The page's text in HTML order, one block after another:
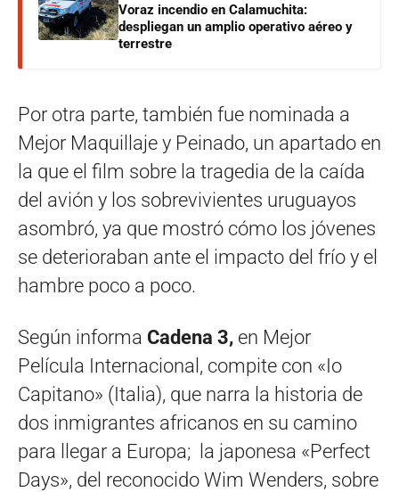
Voraz incendio en Calamuchita:
despliegan un amplio operativo aéreo y
terrestre
Por otra parte, también fue nominada a
Mejor Maquillaje y Peinado, un apartado en
la que el film sobre la tragedia de la caída
del avión y los sobrevivientes uruguayos
asombró, ya que mostró cómo los jóvenes
se deterioraban ante el impacto del frío y el
hambre poco a poco.
Según informa Cadena 3, en Mejor
Película Internacional, compite con «Io
Capitano» (Italia), que narra la historia de
dos inmigrantes africanos en su camino
para llegar a Europa; la japonesa «Perfect
Days», del reconocido Wim Wenders, sobre